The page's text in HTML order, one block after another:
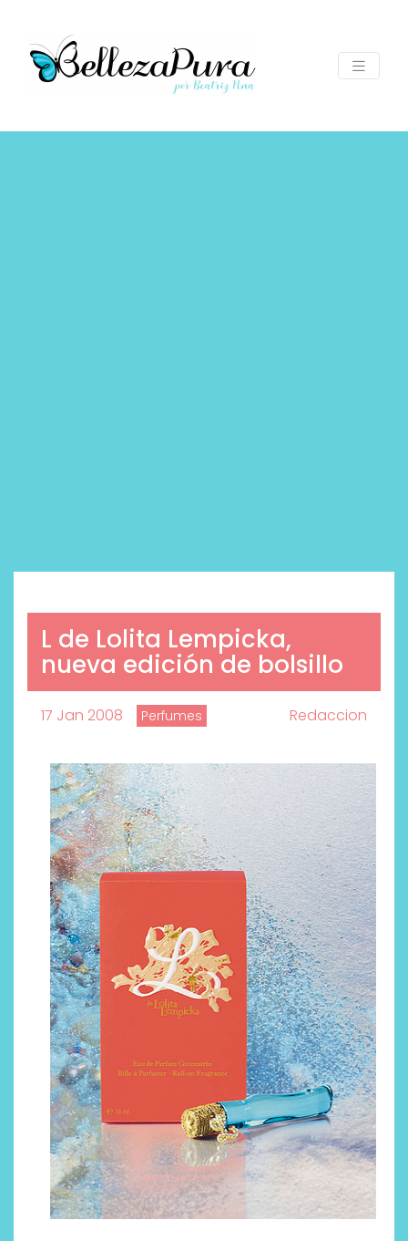
L de Lolita Lempicka,
nueva edición de bolsillo
17 Jan 2008 Perfumes Redaccion